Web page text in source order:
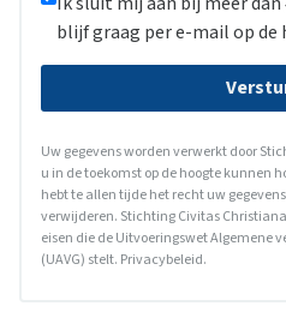
blijf graag per e-mail op de
Uw gegevens worden verwerkt door
u in de toekomst op de hoogte kunnen
hebt te allen tijde het recht uw
verwijderen. Stichting Civitas
eisen die de Uitvoeringswet Algemene
(UAVG) stelt. Privacybeleid.